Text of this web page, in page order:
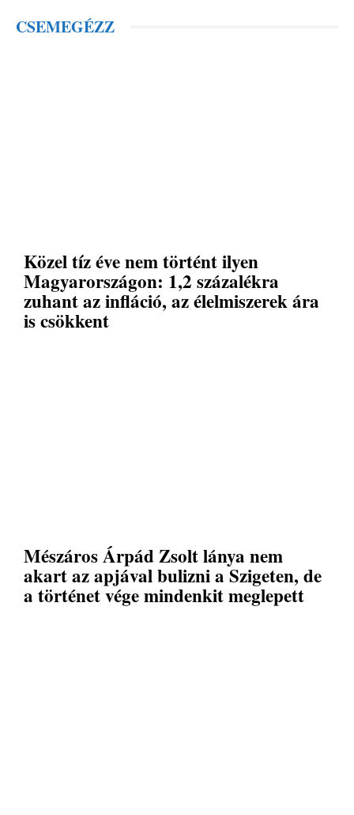
CSEMEGÉZZ
Közel tíz éve nem történt ilyen
Magyarországon: 1,2 százalékra
zuhant az infláció, az élelmiszerek ára
is csökkent
Mészáros Árpád Zsolt lánya nem
akart az apjával bulizni a Szigeten, de
a történet vége mindenkit meglepett